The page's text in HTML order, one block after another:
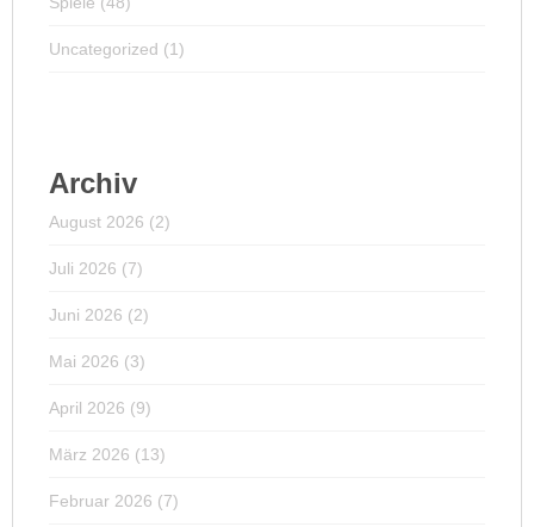
Uncategorized (1)
Archiv
August 2026 (2)
Juli 2026 (7)
Juni 2026 (2)
Mai 2026 (3)
April 2026 (9)
März 2026 (13)
Februar 2026 (7)